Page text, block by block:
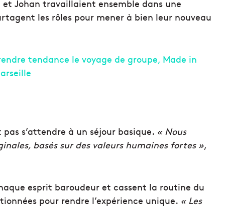
Johan travaillaient ensemble dans une
les rôles pour mener à bien leur nouveau
s’attendre à un séjour basique. « Nous
basés sur des valeurs humaines fortes »,
esprit baroudeur et cassent la routine du
pour rendre l’expérience unique. « Les